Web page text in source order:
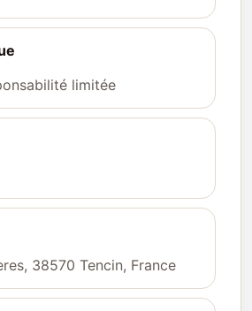
limitée
38570 Tencin, France